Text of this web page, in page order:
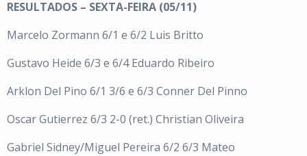
RESULTADOS – SEXTA-FEIRA (05/11)
Marcelo Zormann 6/1 e 6/2 Luis Britto
Gustavo Heide 6/3 e 6/4 Eduardo Ribeiro
Arklon Del Pino 6/1 3/6 e 6/3 Conner Del Pinno
Oscar Gutierrez 6/3 2-0 (ret.) Christian Oliveira
Gabriel Sidney/Miguel Pereira 6/2 6/3 Mateo